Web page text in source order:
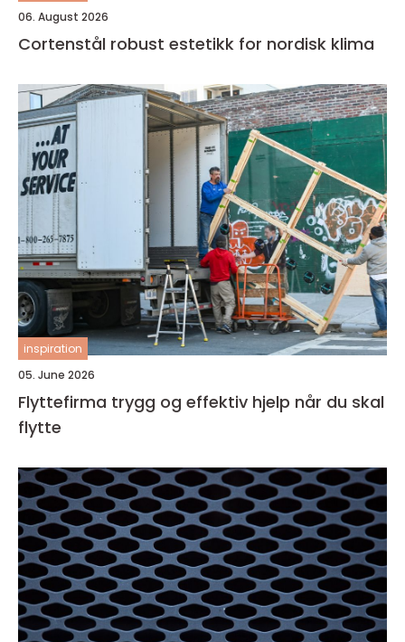
06. August 2026
Cortenstål robust estetikk for nordisk klima
inspiration
05. June 2026
Flyttefirma trygg og effektiv hjelp når du skal
flytte